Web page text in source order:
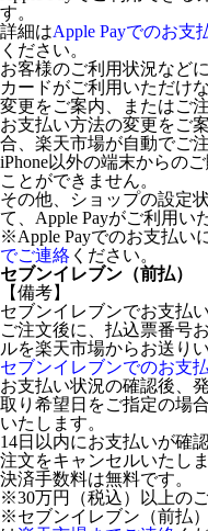
す。
詳細はApple Payでのお支
ください。
お客様のご利用状況など
カードがご利用いただけ
変更をご案内、またはご
お支払い方法の変更をご
合、楽天市場が自動でご
iPhone以外の端末からの
ことができません。
その他、ショップの設定
て、Apple Payがご利用い
※Apple Payでのお支払い
でご連絡 ください。
セブンイレブン（前払）
【備考】
セブンイレブンでお支払
ご注文後に、払込票番号
ルを楽天市場からお送り
セブンイレブンでのお支
お支払い状況の確認後、
取り希望日をご指定の場
いたします。
14日以内にお支払いが確
注文をキャンセルいたしま
決済手数料は無料です。
※30万円（税込）以上の
※セブンイレブン（前払